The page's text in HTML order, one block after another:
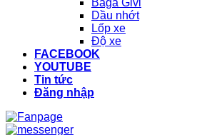
Dầu nhớt
Lốp xe
Độ xe
FACEBOOK
YOUTUBE
Tin tức
Đăng nhập